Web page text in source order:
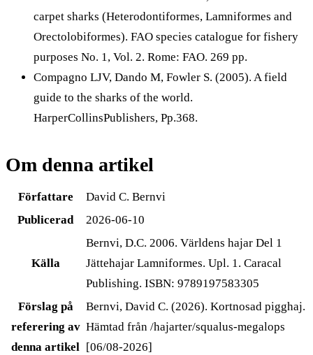
carpet sharks (Heterodontiformes, Lamniformes and
Orectolobiformes). FAO species catalogue for fishery
purposes No. 1, Vol. 2. Rome: FAO. 269 pp.
Compagno LJV, Dando M, Fowler S. (2005). A field
guide to the sharks of the world.
HarperCollinsPublishers, Pp.368.
Om denna artikel
Författare
David C. Bernvi
Publicerad
2026-06-10
Källa
Bernvi, D.C. 2006. Världens hajar Del 1
Jättehajar Lamniformes. Upl. 1. Caracal
Publishing. ISBN: 9789197583305
Förslag på
referering av
denna artikel
Bernvi, David C. (2026). Kortnosad pigghaj.
Hämtad från /hajarter/squalus-megalops
[06/08-2026]